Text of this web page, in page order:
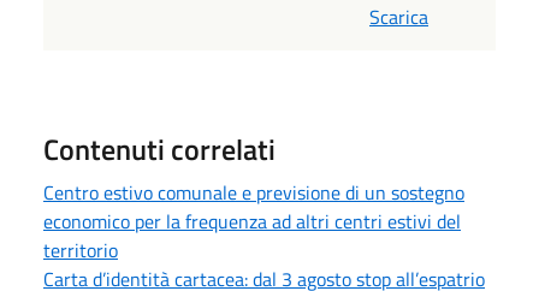
Scarica
Contenuti correlati
Centro estivo comunale e previsione di un sostegno
economico per la frequenza ad altri centri estivi del
territorio
Carta d’identità cartacea: dal 3 agosto stop all’espatrio